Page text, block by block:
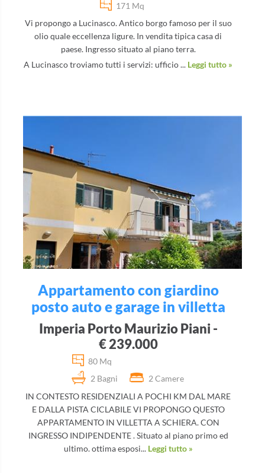
171 Mq
Vi propongo a Lucinasco. Antico borgo famoso per il suo
olio quale eccellenza ligure. In vendita tipica casa di
paese. Ingresso situato al piano terra.
A Lucinasco troviamo tutti i servizi: ufficio ... Leggi tutto »
Appartamento con giardino
posto auto e garage in villetta
Imperia Porto Maurizio Piani -
€ 239.000
80 Mq
2 Bagni
2 Camere
IN CONTESTO RESIDENZIALI A POCHI KM DAL MARE
E DALLA PISTA CICLABILE VI PROPONGO QUESTO
APPARTAMENTO IN VILLETTA A SCHIERA. CON
INGRESSO INDIPENDENTE . Situato al piano primo ed
ultimo. ottima esposi... Leggi tutto »